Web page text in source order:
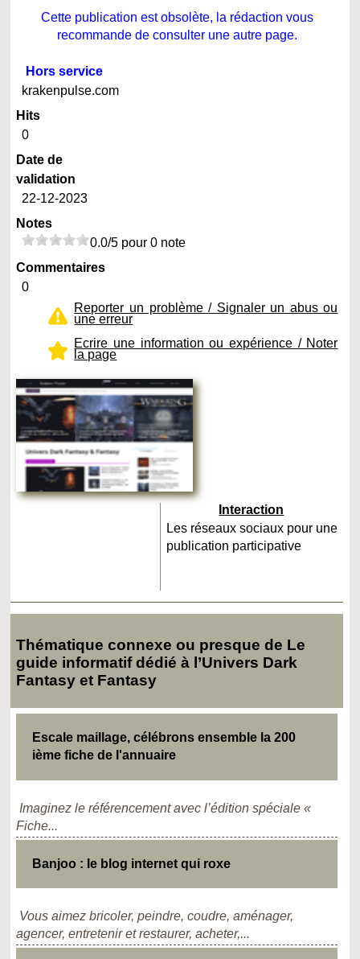
Cette publication est obsolète, la rédaction vous
recommande de consulter une autre page.
Hors service
krakenpulse.com
Hits
0
Date de
validation
22-12-2023
Notes
0.0/5 pour 0 note
Commentaires
0
Reporter un problème / Signaler un abus ou
une erreur
Ecrire une information ou expérience / Noter
la page
Interaction
Les réseaux sociaux pour une
publication participative
Thématique connexe ou presque de Le
guide informatif dédié à l’Univers Dark
Fantasy et Fantasy
Escale maillage, célébrons ensemble la 200
ième fiche de l'annuaire
Imaginez le référencement avec l’édition spéciale «
Fiche...
Banjoo : le blog internet qui roxe
Vous aimez bricoler, peindre, coudre, aménager,
agencer, entretenir et restaurer, acheter,...